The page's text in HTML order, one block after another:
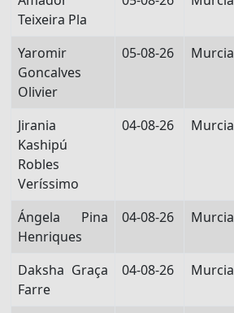
Teixeira Pla
Yaromir
Goncalves
Olivier
05-08-26 Murcia
Jirania
Kashipú
Robles
Veríssimo
04-08-26 Murcia
Ángela Pina
Henriques
04-08-26 Murcia
Daksha Graça
Farre
04-08-26 Murcia